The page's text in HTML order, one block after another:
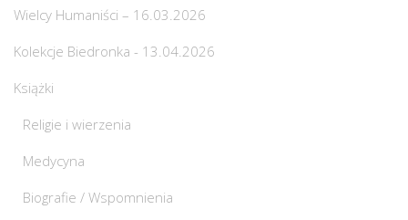
Wielcy Humaniści – 16.03.2026
Kolekcje Biedronka - 13.04.2026
Książki
Religie i wierzenia
Medycyna
Biografie / Wspomnienia